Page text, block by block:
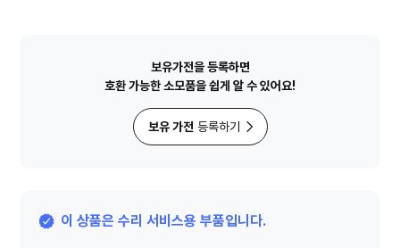
보유가전을 등록하면
호환 가능한 소모품을 쉽게 알 수 있어요!
보유 가전 등록하기
이 상품은 수리 서비스용 부품입니다.